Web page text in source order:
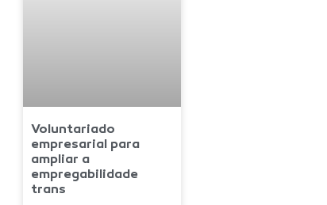
Voluntariado
empresarial para
ampliar a
empregabilidade
trans